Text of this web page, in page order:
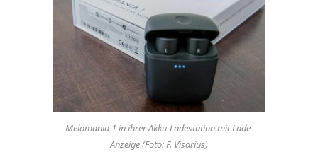
Melomania 1 in ihrer Akku-Ladestation mit Lade-
Anzeige (Foto: F. Visarius)